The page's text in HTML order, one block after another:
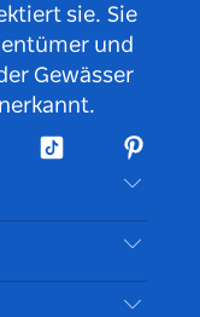
sie. Sie
und
Gewässer
TikTok